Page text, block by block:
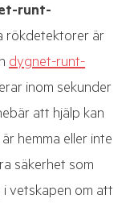
runt-
rökdetektorer är
dygnet-runt-
inom sekunder
att hjälp kan
hemma eller inte
säkerhet som
vetskapen om att